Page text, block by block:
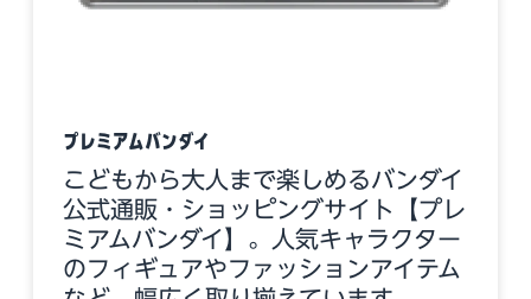
プレミアムバンダイ
こどもから大人まで楽しめるバンダイ
公式通販・ショッピングサイト【プレ
ミアムバンダイ】。人気キャラクター
のフィギュアやファッションアイテム